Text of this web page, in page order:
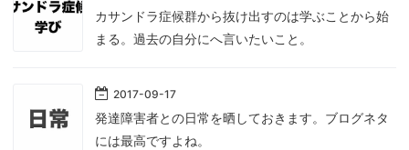
カサンドラ症候群から抜け出すのは学ぶことから始
まる。過去の自分にへ言いたいこと。
2017-09-17
発達障害者との日常を晒しておきます。ブログネタ
には最高ですよね。